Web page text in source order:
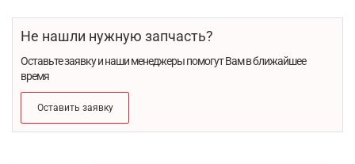
Не нашли нужную запчасть?
Оставьте заявку и наши менеджеры помогут Вам в ближайшее
время
Оставить заявку